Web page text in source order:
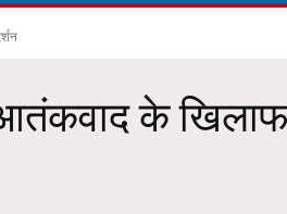
के खिलाफ